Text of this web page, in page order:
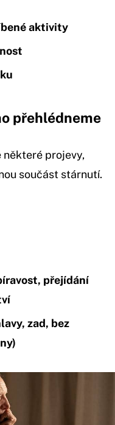
aktivity
přehlédneme
některé projevy,
součást stárnutí.
přejídání
zad, bez